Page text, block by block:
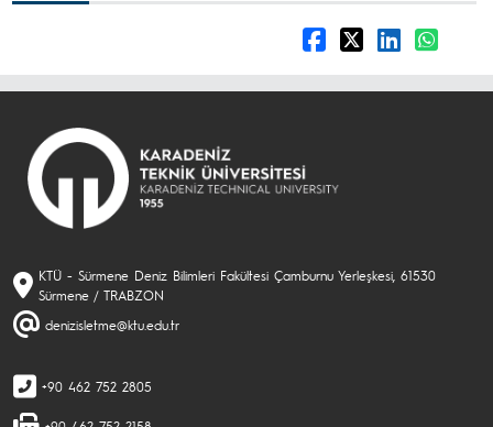
KTÜ - Sürmene Deniz Bilimleri Fakültesi Çamburnu Yerleşkesi, 61530
Sürmene / TRABZON
denizisletme@ktu.edu.tr
+90 462 752 2805